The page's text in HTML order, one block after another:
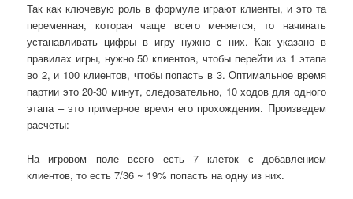
Так как ключевую роль в формуле играют клиенты, и это та
переменная, которая чаще всего меняется, то начинать
устанавливать цифры в игру нужно с них. Как указано в
правилах игры, нужно 50 клиентов, чтобы перейти из 1 этапа
во 2, и 100 клиентов, чтобы попасть в 3. Оптимальное время
партии это 20-30 минут, следовательно, 10 ходов для одного
этапа – это примерное время его прохождения. Произведем
расчеты:
На игровом поле всего есть 7 клеток с добавлением
клиентов, то есть 7/36 ~ 19% попасть на одну из них.